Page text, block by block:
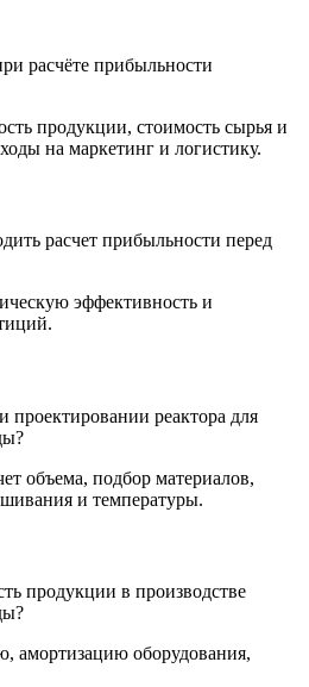
расчёте прибыльности
продукции, стоимость сырья и
на маркетинг и логистику.
расчет прибыльности перед
эффективность и
реактора для
объема, подбор материалов,
и температуры.
продукции в производстве
амортизацию оборудования,